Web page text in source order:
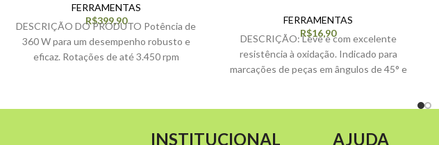
FERRAMENTAS
R$399,90
DESCRIÇÃO DO PRODUTO Potência de
360 W para um desempenho robusto e
eficaz. Rotações de até 3.450 rpm
FERRAMENTAS
R$16,90
DESCRIÇÃO: Leve e com excelente
resistência à oxidação. Indicado para
marcações de peças em ângulos de 45° e
INSTITUCIONAL AJUDA